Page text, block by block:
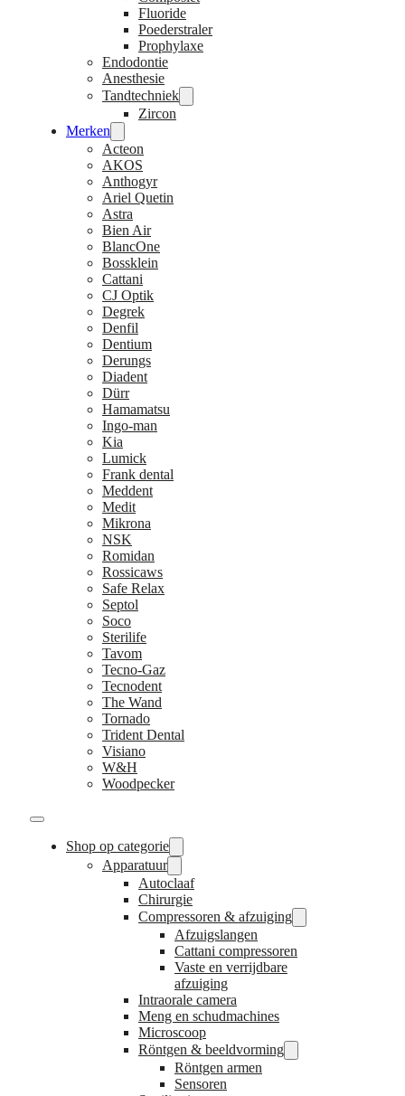
Fluoride
Poederstraler
Prophylaxe
Endodontie
Anesthesie
Tandtechniek
Zircon
Merken
Acteon
AKOS
Anthogyr
Ariel Quetin
Astra
Bien Air
BlancOne
Bossklein
Cattani
CJ Optik
Degrek
Denfil
Dentium
Derungs
Diadent
Dürr
Hamamatsu
Ingo-man
Kia
Lumick
Frank dental
Meddent
Medit
Mikrona
NSK
Romidan
Rossicaws
Safe Relax
Septol
Soco
Sterilife
Tavom
Tecno-Gaz
Tecnodent
The Wand
Tornado
Trident Dental
Visiano
W&H
Woodpecker
Shop op categorie
Apparatuur
Autoclaaf
Chirurgie
Compressoren & afzuiging
Afzuigslangen
Cattani compressoren
Vaste en verrijdbare
afzuiging
Intraorale camera
Meng en schudmachines
Microscoop
Röntgen & beeldvorming
Röntgen armen
Sensoren